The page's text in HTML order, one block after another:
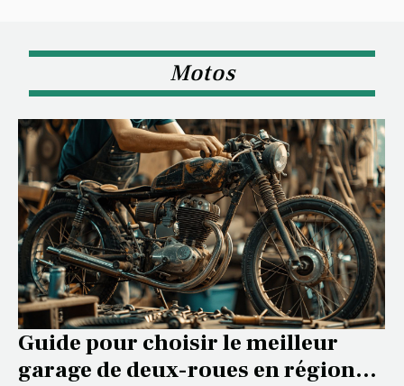
Motos
Guide pour choisir le meilleur
garage de deux-roues en région